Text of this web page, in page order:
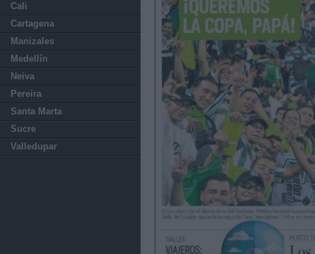
Cali
Cartagena
Manizales
Medellín
Neiva
Pereira
Santa Marta
Sucre
Valledupar